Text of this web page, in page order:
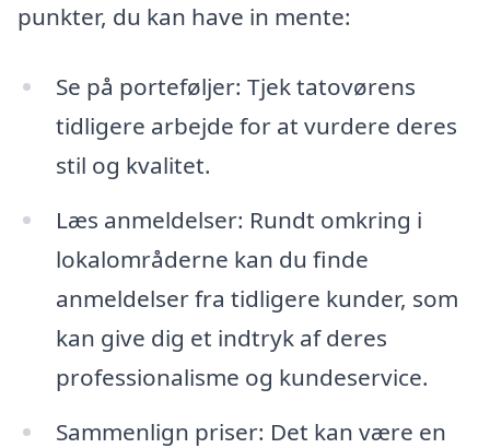
punkter, du kan have in mente:
Se på porteføljer: Tjek tatovørens
tidligere arbejde for at vurdere deres
stil og kvalitet.
Læs anmeldelser: Rundt omkring i
lokalområderne kan du finde
anmeldelser fra tidligere kunder, som
kan give dig et indtryk af deres
professionalisme og kundeservice.
Sammenlign priser: Det kan være en